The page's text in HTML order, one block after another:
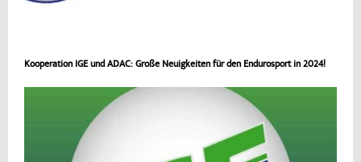
Kooperation IGE und ADAC: Große Neuigkeiten für den Endurosport in 2024!